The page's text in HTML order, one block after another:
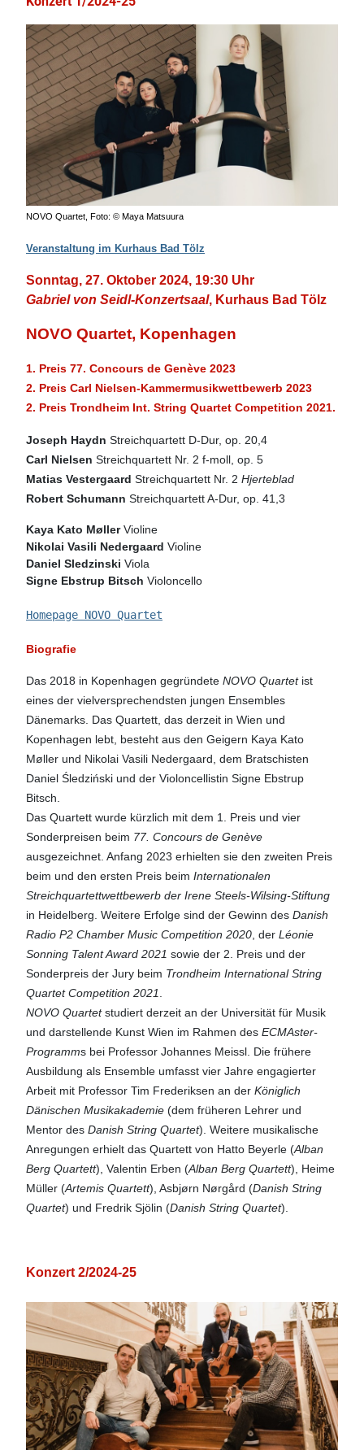
NOVO Quartet, Foto: © Maya Matsuura
Veranstaltung im Kurhaus Bad Tölz
Sonntag, 27. Oktober 2024, 19:30 Uhr
Gabriel von Seidl-Konzertsaal, Kurhaus Bad Tölz
NOVO Quartet, Kopenhagen
1. Preis 77. Concours de Genève 2023
2. Preis Carl Nielsen-Kammermusikwettbewerb 2023
2. Preis Trondheim Int. String Quartet Competition 2021.
Joseph Haydn Streichquartett D-Dur, op. 20,4
Carl Nielsen Streichquartett Nr. 2 f-moll, op. 5
Matias Vestergaard Streichquartett Nr. 2 Hjerteblad
Robert Schumann Streichquartett A-Dur, op. 41,3
Kaya Kato Møller Violine
Nikolai Vasili Nedergaard Violine
Daniel Sledzinski Viola
Signe Ebstrup Bitsch Violoncello
Homepage NOVO Quartet
Biografie
Das 2018 in Kopenhagen gegründete NOVO Quartet ist
eines der vielversprechendsten jungen Ensembles
Dänemarks. Das Quartett, das derzeit in Wien und
Kopenhagen lebt, besteht aus den Geigern Kaya Kato
Møller und Nikolai Vasili Nedergaard, dem Bratschisten
Daniel Śledziński und der Violoncellistin Signe Ebstrup
Bitsch.
Das Quartett wurde kürzlich mit dem 1. Preis und vier
Sonderpreisen beim 77. Concours de Genève
ausgezeichnet. Anfang 2023 erhielten sie den zweiten Preis
beim und den ersten Preis beim Internationalen
Streichquartettwettbewerb der Irene Steels-Wilsing-Stiftung
in Heidelberg. Weitere Erfolge sind der Gewinn des Danish
Radio P2 Chamber Music Competition 2020, der Léonie
Sonning Talent Award 2021 sowie der 2. Preis und der
Sonderpreis der Jury beim Trondheim International String
Quartet Competition 2021.
NOVO Quartetstudiert derzeit an der Universität für Musik
und darstellende Kunst Wien im Rahmen des ECMAster-
Programms bei Professor Johannes Meissl. Die frühere
Ausbildung als Ensemble umfasst vier Jahre engagierter
Arbeit mit Professor Tim Frederiksen an der Königlich
Dänischen Musikakademie (dem früheren Lehrer und
Mentor des Danish String Quartet). Weitere musikalische
Anregungen erhielt das Quartett von Hatto Beyerle (Alban
Berg Quartett), Valentin Erben (Alban Berg Quartett), Heime
Müller (Artemis Quartett), Asbjørn Nørgård (Danish String
Quartet) und Fredrik Sjölin (Danish String Quartet).
Konzert 2/2024-25